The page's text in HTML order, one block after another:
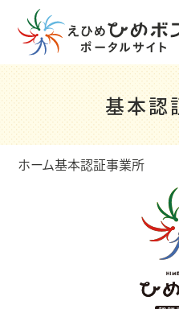
基本認
ホーム基本認証事業所